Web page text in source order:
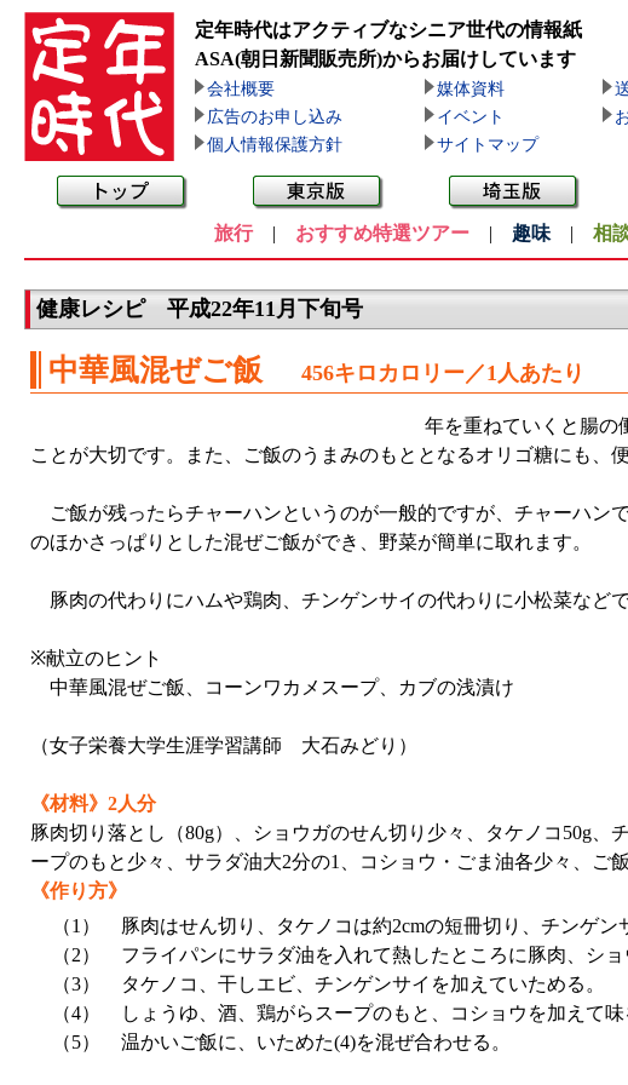
定年時代はアクティブなシニア世代の情報紙
ASA(朝日新聞販売所)からお届けしています
会社概要 媒体資料
広告のお申し込み
イベント
個人情報保護方針
サイトマップ
旅行| おすすめ特選ツアー | 趣味 | 相
健康レシピ 平成22年11月下旬号
中華風混ぜご飯 456キロカロリー／1人あたり
年を重ねていくと腸の
ことが大切です。また、ご飯のうまみのもととなるオリゴ糖にも、
ご飯が残ったらチャーハンというのが一般的ですが、チャーハン
のほかさっぱりとした混ぜご飯ができ、野菜が簡単に取れます。
豚肉の代わりにハムや鶏肉、チンゲンサイの代わりに小松菜などで
※献立のヒント
中華風混ぜご飯、コーンワカメスープ、カブの浅漬け
（女子栄養大学生涯学習講師 大石みどり）
《材料》2人分
豚肉切り落とし（80g）、ショウガのせん切り少々、タケノコ50g
ープのもと少々、サラダ油大2分の1、コショウ・ごま油各少々、ご飯
《作り方》
（1）
豚肉はせん切り、タケノコは約2cmの短冊切り、チンゲン
（2）
フライパンにサラダ油を入れて熱したところに豚肉、ショ
（3）
タケノコ、干しエビ、チンゲンサイを加えていためる。
（4）
しょうゆ、酒、鶏がらスープのもと、コショウを加えて
（5）
温かいご飯に、いためた(4)を混ぜ合わせる。